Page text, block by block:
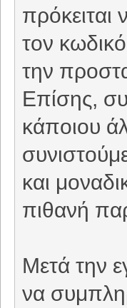
πρόκειται
τον
την
Επίσης,
κάποιου
και
πιθανή
Μετά την
να